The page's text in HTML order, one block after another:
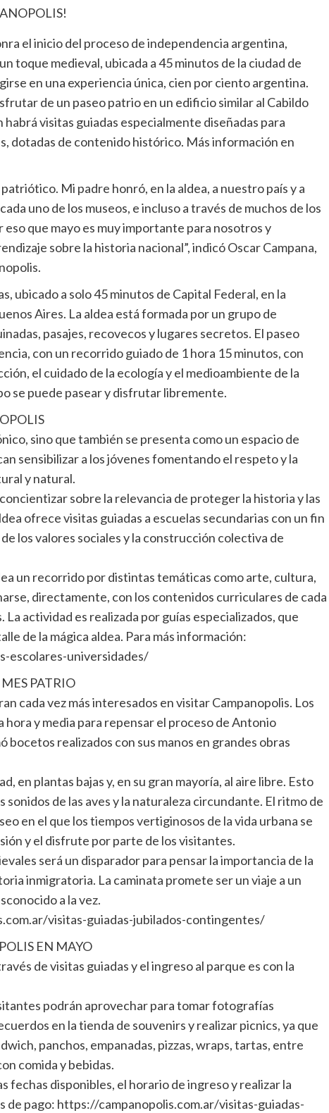
el inicio del proceso de independencia argentina,
toque medieval, ubicada a 45 minutos de la ciudad de
en una experiencia única, cien por ciento argentina.
de un paseo patrio en un edificio similar al Cabildo
visitas guiadas especialmente diseñadas para
dotadas de contenido histórico. Más información en
Mi padre honró, en la aldea, a nuestro país y a
uno de los museos, e incluso a través de muchos de los
que mayo es muy importante para nosotros y
sobre la historia nacional”, indicó Oscar Campana,
ubicado a solo 45 minutos de Capital Federal, en la
Aires. La aldea está formada por un grupo de
pasajes, recovecos y lugares secretos. El paseo
con un recorrido guiado de 1 hora 15 minutos, con
el cuidado de la ecología y el medioambiente de la
se puede pasear y disfrutar libremente.
sino que también se presenta como un espacio de
sensibilizar a los jóvenes fomentando el respeto y la
y natural.
sobre la relevancia de proteger la historia y las
ofrece visitas guiadas a escuelas secundarias con un fin
los valores sociales y la construcción colectiva de
un recorrido por distintas temáticas como arte, cultura,
directamente, con los contenidos curriculares de cada
actividad es realizada por guías especializados, que
de la mágica aldea. Para más información:
escolares-universidades/
MES PATRIO
cada vez más interesados en visitar Campanopolis. Los
hora y media para repensar el proceso de Antonio
realizados con sus manos en grandes obras
en plantas bajas y, en su gran mayoría, al aire libre. Esto
de las aves y la naturaleza circundante. El ritmo de
en el que los tiempos vertiginosos de la vida urbana se
y el disfrute por parte de los visitantes.
será un disparador para pensar la importancia de la
inmigratoria. La caminata promete ser un viaje a un
a la vez.
visitas-guiadas-jubilados-contingentes/
EN MAYO
de visitas guiadas y el ingreso al parque es con la
podrán aprovechar para tomar fotografías
en la tienda de souvenirs y realizar picnics, ya que
panchos, empanadas, pizzas, wraps, tartas, entre
comida y bebidas.
fechas disponibles, el horario de ingreso y realizar la
de pago: https://campanopolis.com.ar/visitas-guiadas-